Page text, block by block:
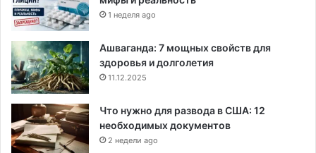
1 неделя ago
Ашваганда: 7 мощных свойств для
здоровья и долголетия
11.12.2025
Что нужно для развода в США: 12
необходимых документов
2 недели ago